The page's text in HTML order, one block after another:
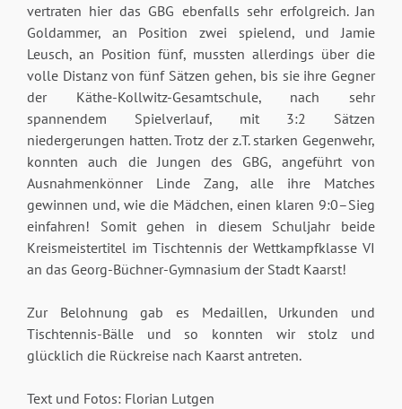
vertraten hier das GBG ebenfalls sehr erfolgreich. Jan
Goldammer, an Position zwei spielend, und Jamie
Leusch, an Position fünf, mussten allerdings über die
volle Distanz von fünf Sätzen gehen, bis sie ihre Gegner
der Käthe-Kollwitz-Gesamtschule, nach sehr
spannendem Spielverlauf, mit 3:2 Sätzen
niedergerungen hatten. Trotz der z.T. starken Gegenwehr,
konnten auch die Jungen des GBG, angeführt von
Ausnahmenkönner Linde Zang, alle ihre Matches
gewinnen und, wie die Mädchen, einen klaren 9:0–Sieg
einfahren! Somit gehen in diesem Schuljahr beide
Kreismeistertitel im Tischtennis der Wettkampfklasse VI
an das Georg-Büchner-Gymnasium der Stadt Kaarst!
Zur Belohnung gab es Medaillen, Urkunden und
Tischtennis-Bälle und so konnten wir stolz und
glücklich die Rückreise nach Kaarst antreten.
Text und Fotos: Florian Lutgen